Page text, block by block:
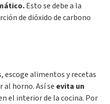
Esto se debe a la
de dióxido de carbono
escoge alimentos y recetas
al horno. Así se evita un
el interior de la cocina. Por